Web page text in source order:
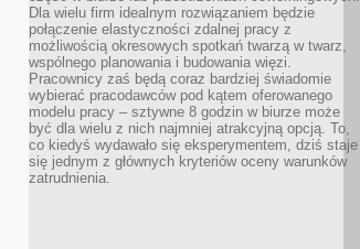
Dla wielu firm idealnym rozwiązaniem będzie
połączenie elastyczności zdalnej pracy z
możliwością okresowych spotkań twarzą w twarz,
wspólnego planowania i budowania więzi.
Pracownicy zaś będą coraz bardziej świadomie
wybierać pracodawców pod kątem oferowanego
modelu pracy – sztywne 8 godzin w biurze może
być dla wielu z nich najmniej atrakcyjną opcją. To,
co kiedyś wydawało się eksperymentem, dziś staje
się jednym z głównych kryteriów oceny warunków
zatrudnienia.